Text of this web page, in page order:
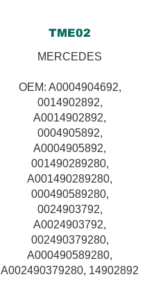
TME02
MERCEDES
OEM: A0004904692,
0014902892,
A0014902892,
0004905892,
A0004905892,
001490289280,
A001490289280,
000490589280,
0024903792,
A0024903792,
002490379280,
A000490589280,
A002490379280, 14902892